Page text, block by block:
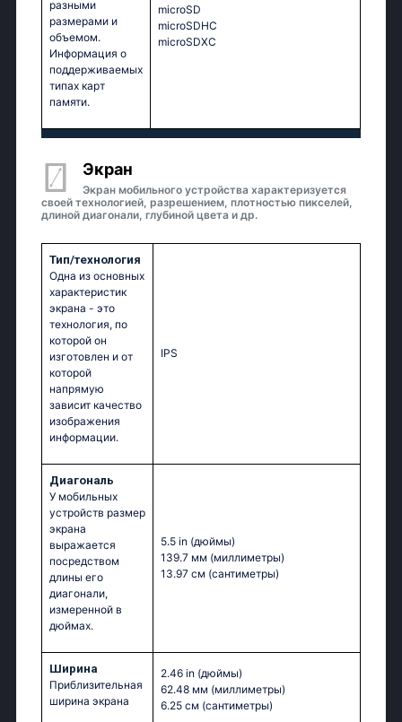
разными
размерами и
объемом.
Информация о
поддерживаемых
типах карт
памяти.
microSD
microSDHC
microSDXC
Экран
Экран мобильного устройства характеризуется
своей технологией, разрешением, плотностью пикселей,
длиной диагонали, глубиной цвета и др.
Тип/технология
Одна из основных
характеристик
экрана - это
технология, по
которой он
изготовлен и от
которой
напрямую
зависит качество
изображения
информации.
IPS
Диагональ
У мобильных
устройств размер
экрана
выражается
посредством
длины его
диагонали,
измеренной в
дюймах.
5.5 in (дюймы)
139.7 мм (миллиметры)
13.97 см (сантиметры)
Ширина
Приблизительная
ширина экрана
2.46 in (дюймы)
62.48 мм (миллиметры)
6.25 см (сантиметры)